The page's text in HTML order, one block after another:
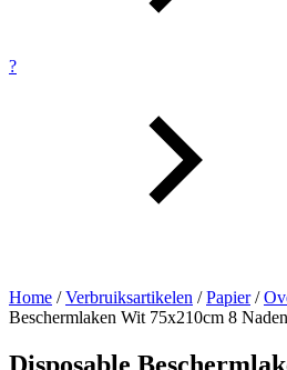
?
Home /Verbruiksartikelen /Papier/
Beschermlaken Wit 75x210cm 8